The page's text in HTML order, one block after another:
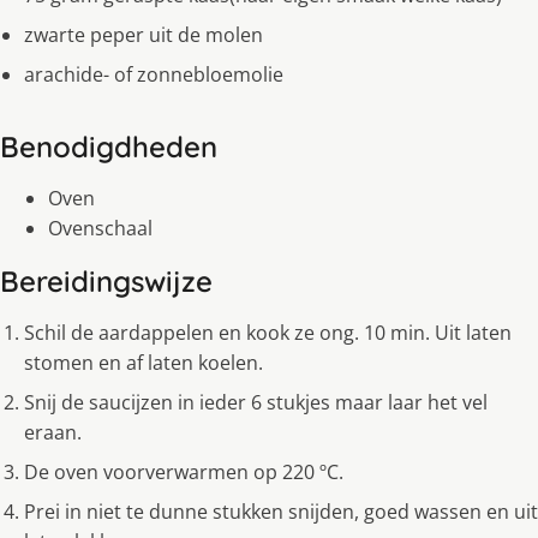
zwarte peper uit de molen
arachide- of zonnebloemolie
Benodigdheden
Oven
Ovenschaal
Bereidingswijze
Schil de aardappelen en kook ze ong. 10 min. Uit laten
stomen en af laten koelen.
Snij de saucijzen in ieder 6 stukjes maar laar het vel
eraan.
De oven voorverwarmen op 220 ºC.
Prei in niet te dunne stukken snijden, goed wassen en uit